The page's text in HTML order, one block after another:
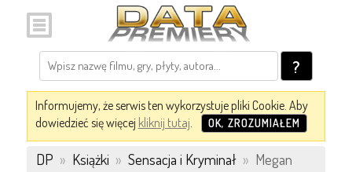
?
Informujemy, że serwis ten wykorzystuje pliki Cookie. Aby
dowiedzieć się więcej kliknij tutaj. OK, ZROZUMIAŁEM
DP » Książki » Sensacja i Kryminał » Megan